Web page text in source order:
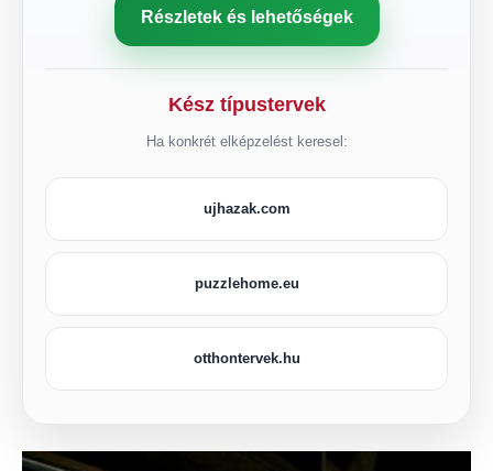
Részletek és lehetőségek
Kész típustervek
Ha konkrét elképzelést keresel:
ujhazak.com
puzzlehome.eu
otthontervek.hu